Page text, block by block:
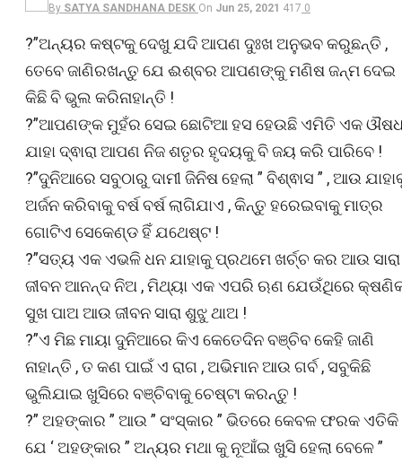
By SATYA SANDHANA DESK On Jun 25, 2021 417 0
?”ଅନ୍ୟର କଷ୍ଟକୁ ଦେଖୁ ଯଦି ଆପଣ ଦୁଃଖ ଅନୁଭବ କରୁଛନ୍ତି ,
ତେବେ ଜାଣିରଖନ୍ତୁ ଯେ ଈଶ୍ବର ଆପଣଙ୍କୁ ମଣିଷ ଜନ୍ମ ଦେଇ
କିଛି ବି ଭୁଲ କରିନାହାନ୍ତି !
?”ଆପଣଙ୍କ ମୁହଁର ସେଇ ଛୋଟିଆ ହସ ହେଉଛି ଏମିତି ଏକ
ଯାହା ଦ୍ଵାରା ଆପଣ ନିଜ ଶତୃର ହୃଦୟକୁ ବି ଜୟ କରି ପାରିବେ !
?”ଦୁନିଆରେ ସବୁଠାରୁ ଦାମୀ ଜିନିଷ ହେଲା ” ବିଶ୍ଵାସ ” , ଆଉ
ଅର୍ଜନ କରିବାକୁ ବର୍ଷ ବର୍ଷ ଲାଗିଯାଏ , କିନ୍ତୁ ହରେଇବାକୁ ମାତ୍ର
ଗୋଟିଏ ସେକେଣ୍ଡ ହିଁ ଯଥେଷ୍ଟ !
?”ସତ୍ୟ ଏକ ଏଭଳି ଧନ ଯାହାକୁ ପ୍ରଥମେ ଖର୍ଚ୍ଚ କର ଆଉ ସାରା
ଜୀବନ ଆନନ୍ଦ ନିଅ , ମିଥ୍ୟା ଏକ ଏପରି ଋଣ ଯେଉଁଥିରେ
ସୁଖ ପାଅ ଆଉ ଜୀବନ ସାରା ଶୁଝୁ ଥାଅ !
?”ଏ ମିଛ ମାୟା ଦୁନିଆରେ କିଏ କେତେଦିନ ବଞ୍ଚିବ କେହି ଜାଣି
ନାହାନ୍ତି , ତ କଣ ପାଇଁ ଏ ରାଗ , ଅଭିମାନ ଆଉ ଗର୍ବ , ସବୁକିଛି
ଭୁଲିଯାଇ ଖୁସିରେ ବଞ୍ଚିବାକୁ ଚେଷ୍ଟା କରନ୍ତୁ !
?” ଅହଙ୍କାର ” ଆଉ ” ସଂସ୍କାର ” ଭିତରେ କେବଳ ଫରକ ଏତିକି
ଯେ ‘ ଅହଙ୍କାର ” ଅନ୍ୟର ମଥା କୁ ନୂଆଁଇ ଖୁସି ହେଲା ବେଳେ ”